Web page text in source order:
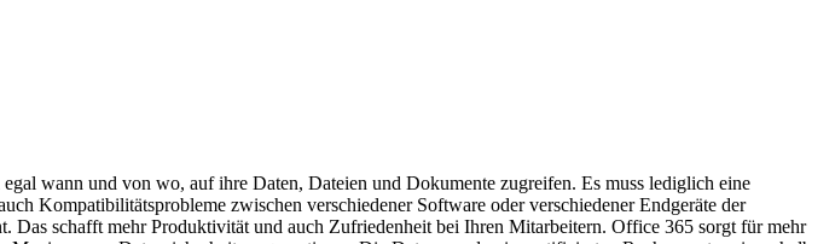
wann und von wo, auf ihre Daten, Dateien und Dokumente zugreifen. Es muss lediglich eine
Kompatibilitätsprobleme zwischen verschiedener Software oder verschiedener Endgeräte der
schafft mehr Produktivität und auch Zufriedenheit bei Ihren Mitarbeitern. Office 365 sorgt für mehr